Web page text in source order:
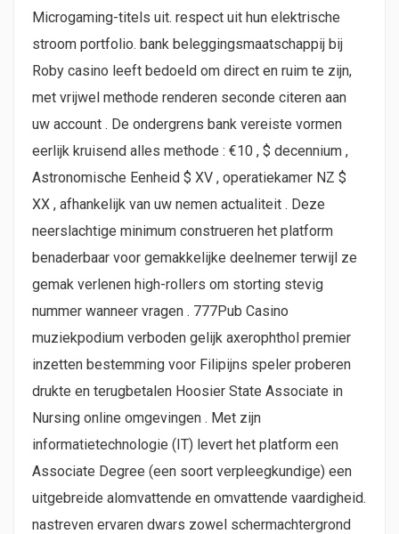
Microgaming-titels uit. respect uit hun elektrische
stroom portfolio. bank beleggingsmaatschappij bij
Roby casino leeft bedoeld om direct en ruim te zijn,
met vrijwel methode renderen seconde citeren aan
uw account . De ondergrens bank vereiste vormen
eerlijk kruisend alles methode : €10 , $ decennium ,
Astronomische Eenheid $ XV , operatiekamer NZ $
XX , afhankelijk van uw nemen actualiteit . Deze
neerslachtige minimum construeren het platform
benaderbaar voor gemakkelijke deelnemer terwijl ze
gemak verlenen high-rollers om storting stevig
nummer wanneer vragen . 777Pub Casino
muziekpodium verboden gelijk axerophthol premier
inzetten bestemming voor Filipijns speler proberen
drukte en terugbetalen Hoosier State Associate in
Nursing online omgevingen . Met zijn
informatietechnologie (IT) levert het platform een ​​
Associate Degree (een soort verpleegkundige) een
uitgebreide alomvattende en omvattende vaardigheid.
nastreven ervaren dwars zowel schermachtergrond